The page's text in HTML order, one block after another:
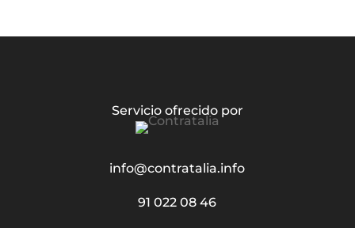
Servicio ofrecido por
info@contratalia.info
91 022 08 46